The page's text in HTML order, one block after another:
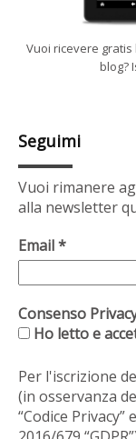
Vuoi ricevere
blog?
Seguimi
Vuoi rimanere
alla newsletter
Email*
Consenso
Ho letto e
Per l'iscrizione
(in osservanza
“Codice Privacy”